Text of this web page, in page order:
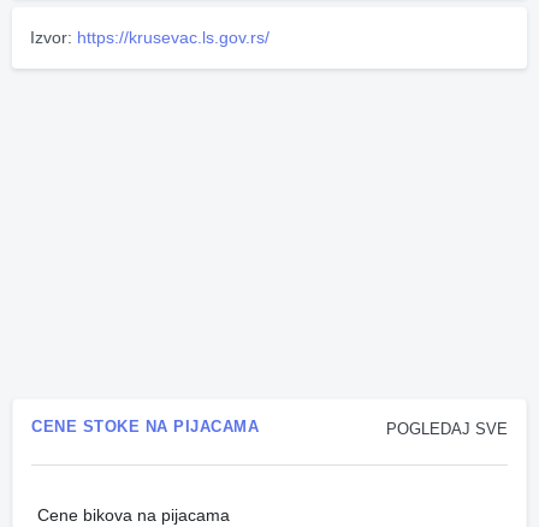
Izvor: https://krusevac.ls.gov.rs/
POGLEDAJ SVE
CENE STOKE NA PIJACAMA
Cene bikova na pijacama